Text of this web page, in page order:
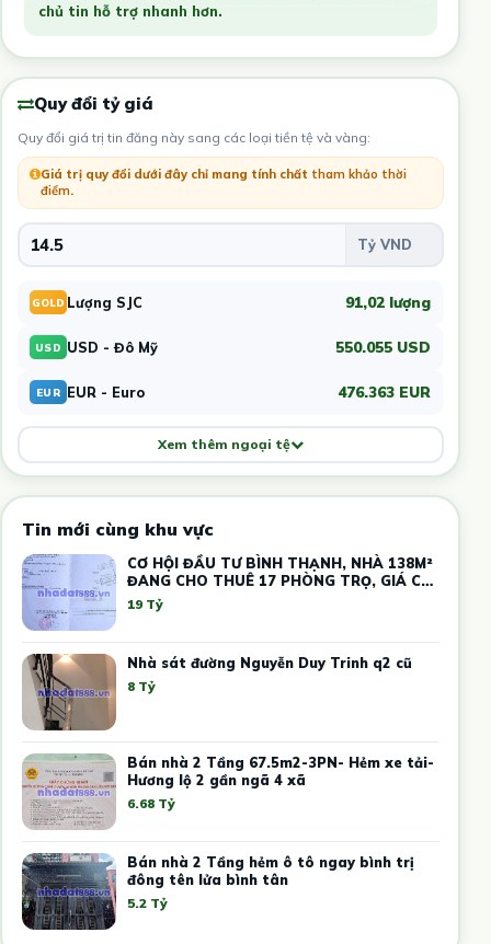
chủ tin hỗ trợ nhanh hơn.
Quy đổi tỷ giá
Quy đổi giá trị tin đăng này sang các loại tiền tệ và vàng:
Giá trị quy đổi dưới đây chỉ mang tính chất tham khảo thời
điểm.
GOLD Lượng SJC 91,02 lượng
USD USD - Đô Mỹ 550.055 USD
EUR EUR - Euro 476.363 EUR
Xem thêm ngoại tệ
Tin mới cùng khu vực
CƠ HỘI ĐẦU TƯ BÌNH THẠNH, NHÀ 138M²
ĐANG CHO THUÊ 17 PHÒNG TRỌ, GIÁ CHỈ
19 TỶ
19 Tỷ
Nhà sát đường Nguyễn Duy Trinh q2 cũ
8 Tỷ
Bán nhà 2 Tầng 67.5m2-3PN- Hẻm xe tải-
Hương lộ 2 gần ngã 4 xã
6.68 Tỷ
Bán nhà 2 Tầng hẻm ô tô ngay bình trị
đông tên lửa bình tân
5.2 Tỷ